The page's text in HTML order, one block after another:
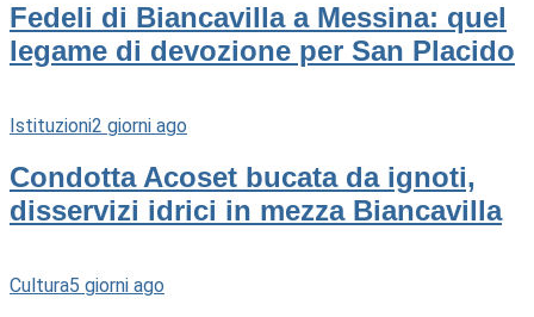
Fedeli di Biancavilla a Messina: quel
legame di devozione per San Placido
Istituzioni2 giorni ago
Condotta Acoset bucata da ignoti,
disservizi idrici in mezza Biancavilla
Cultura5 giorni ago